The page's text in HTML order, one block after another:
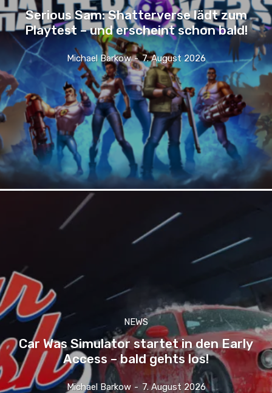
Serious Sam: Shatterverse lädt zum
Playtest – und erscheint schon bald!
Michael Barkow - 7. August 2026
NEWS
Car Was Simulator startet in den Early
Access – bald gehts los!
Michael Barkow - 7. August 2026